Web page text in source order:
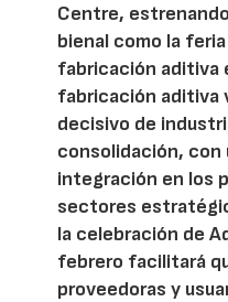
Centre,
bienal como la
fabricación aditiva
fabricación aditiva
decisivo de
consolidación,
integración en los
sectores
la celebración de
febrero facilitará
proveedoras y